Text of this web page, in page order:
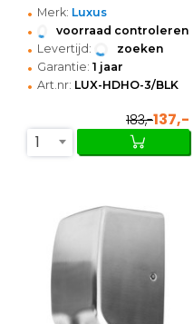
• Merk: Luxus
• voorraad controleren
• Levertijd: zoeken
• Garantie: 1 jaar
• Art.nr: LUX-HDHO-3/BLK
183,-137,-
1